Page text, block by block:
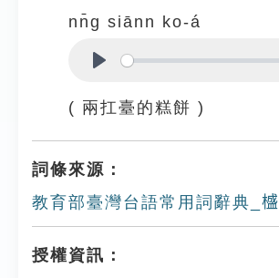
nn̄g siānn ko-á
( 兩扛臺的糕餅 )
詞條來源：
教育部臺灣台語常用詞辭典_𣛮
授權資訊：